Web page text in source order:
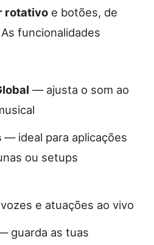
rotativo e botões, de
funcionalidades
— ajusta o som ao
— ideal para aplicações
ou setups
e atuações ao vivo
guarda as tuas